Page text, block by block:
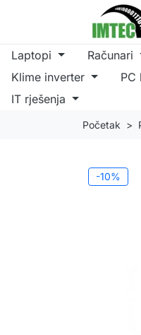
Laptopi Računari
Klime inverter
PC
IT rješenja
Početak
-10%